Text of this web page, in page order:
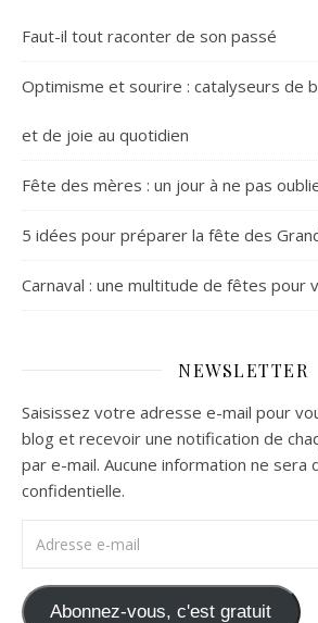
Faut-il tout raconter de son passé
Optimisme et sourire : catalyseurs de
et de joie au quotidien
Fête des mères : un jour à ne pas
5 idées pour préparer la fête des
Carnaval : une multitude de fêtes pour
NEWSLETTER
Saisissez votre adresse e-mail pour
blog et recevoir une notification de
par e-mail. Aucune information ne
confidentielle.
Abonnez-vous, c'est gratuit